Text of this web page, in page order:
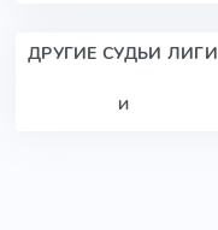
ДРУГИЕ СУДЬИ ЛИГИ
И